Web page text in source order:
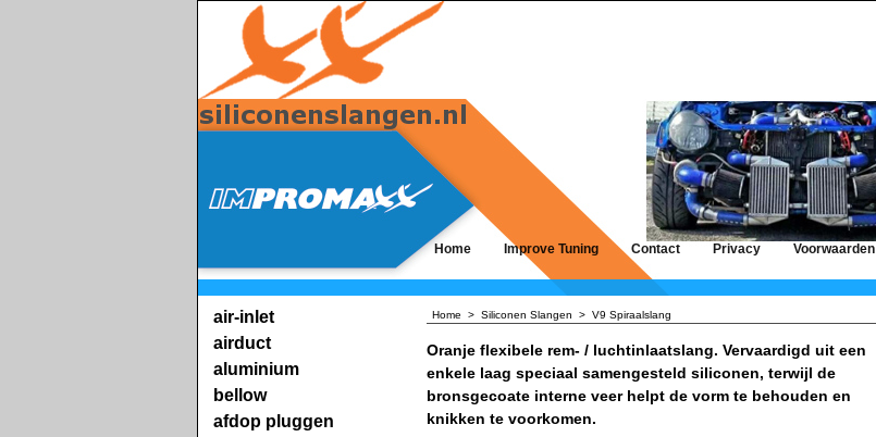
Home Improve Tuning Contact Privacy Voorwaarden
air-inlet
airduct
aluminium
bellow
afdop pluggen
Home > Siliconen Slangen > V9 Spiraalslang
Oranje flexibele rem- / luchtinlaatslang. Vervaardigd uit een
enkele laag speciaal samengesteld siliconen, terwijl de
bronsgecoate interne veer helpt de vorm te behouden en
knikken te voorkomen.